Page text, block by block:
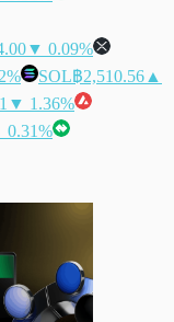
▼ 0.09%
SOL฿2,510.56 ▲
▼ 1.36%
0.31%